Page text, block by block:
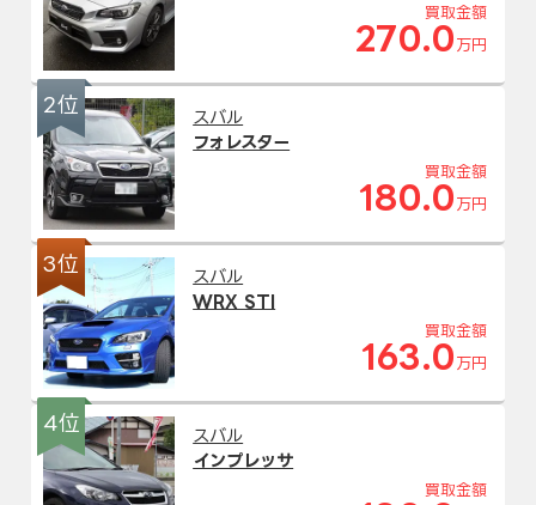
買取金額
270.0 万円
2位
スバル
フォレスター
買取金額
180.0 万円
3位
スバル
WRX STI
買取金額
163.0 万円
4位
スバル
インプレッサ
買取金額